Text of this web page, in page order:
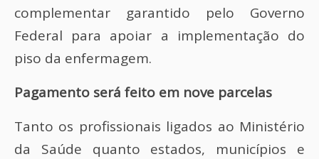
complementar garantido pelo Governo
Federal para apoiar a implementação do
piso da enfermagem.
Pagamento será feito em nove parcelas
Tanto os profissionais ligados ao Ministério
da Saúde quanto estados, municípios e